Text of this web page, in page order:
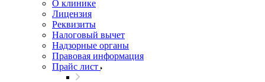
О клинике
Лицензия
Реквизиты
Налоговый вычет
Надзорные органы
Правовая информация
Прайс лист